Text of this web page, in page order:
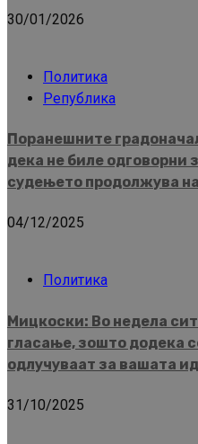
30/01/2026
Политика
Република
Поранешните
дека не биле одговорни
судењето продолжува
04/12/2025
Политика
Мицкоски: Во недела
гласање, зошто додека
одлучуваат за вашата
31/10/2025